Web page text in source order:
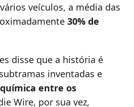
veículos, a média das
30% de
disse que a história é
inventadas e
entre os
Wire, por sua vez,